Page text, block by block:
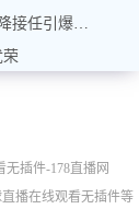
突发！利雅得胜利上演"换帅罗生门"，澳波空降接任引爆足坛
无插件-178直播网
播在线观看无插件等